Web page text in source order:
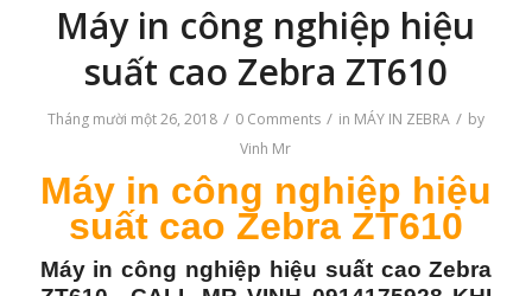
Máy in công nghiệp hiệu
suất cao Zebra ZT610
Tháng mười một 26, 2018 / 0 Comments / in MÁY IN ZEBRA / by
Vinh Mr
Máy in công nghiệp hiệu
suất cao Zebra ZT610
Máy in công nghiệp hiệu suất cao Zebra